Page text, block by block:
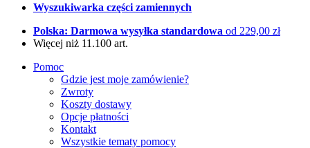
Wyszukiwarka części zamiennych
Polska: Darmowa wysyłka standardowa od 229,00 zł
Więcej niż 11.100 art.
Pomoc
Gdzie jest moje zamówienie?
Zwroty
Koszty dostawy
Opcje płatności
Kontakt
Wszystkie tematy pomocy